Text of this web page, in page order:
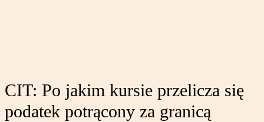
CIT: Po jakim kursie przelicza się
podatek potrącony za granicą